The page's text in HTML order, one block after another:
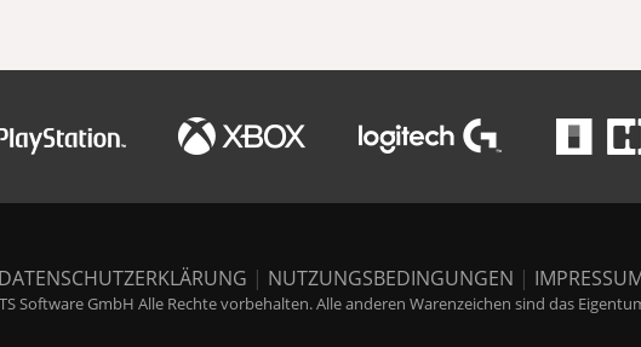
DATENSCHUTZERKLÄRUNG | NUTZUNGSBEDINGUNGEN |
Software GmbH Alle Rechte vorbehalten. Alle anderen Warenzeichen sind das